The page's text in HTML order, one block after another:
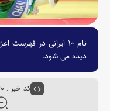
نام ۱۰ ایرانی در
دیده می شود.
کد خبر : ۱۰۶۶۰۴۰